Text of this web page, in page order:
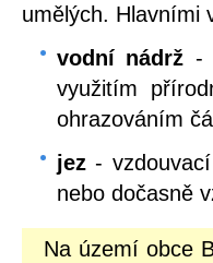
umělých. Hlavními
vodní nádrž -
využitím
ohrazováním
jez -
nebo dočasně
Na území obce